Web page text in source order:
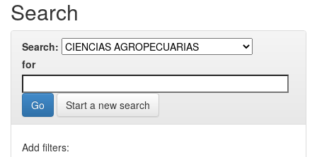
Search
Search:
for
Start a new search
Add filters: